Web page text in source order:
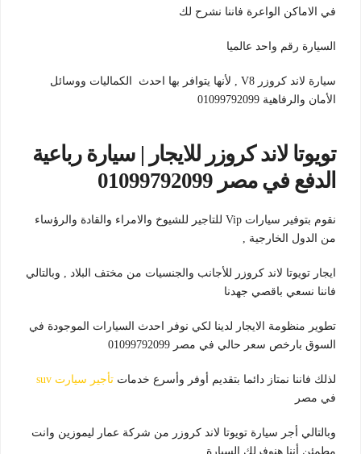
في الاماكن الواعرة فاننا نشرح لك
السيارة رقم واحد عالميا
سيارة لاند كروزر V8 , لأنها يتوافر بها احدث الكماليات ووسائل
الأمان والرفاهية 01099792099
تويوتا لاند كروزر للايجار | سيارة رباعية
الدفع في مصر 01099792099
نقوم بتوفير سيارات Vip للتاجير للشيوخ والامراء والقادة والرؤساء
من الدول الخارجية ,
ايجار تويوتا لاند كروزر للأجانب والجنسيات من مختف البلاد , وبالتالي
فاننا نسعي باقصي جهدنا
تطوير منظومة الايجار لدينا لكي نوفر احدث السيارات الموجودة في
السوق بارخص سعر حالي في مصر 01099792099
لذلك فاننا نمتاز دائما بتقديم أوفر وأسرع خدمات تأجير سيارت suv
في مصر
وبالتالي أجر سيارة تويوتا لاند كروزر من شركة عمار ليموزين وانت
مطمئن أننا هنوفرلك السيارة